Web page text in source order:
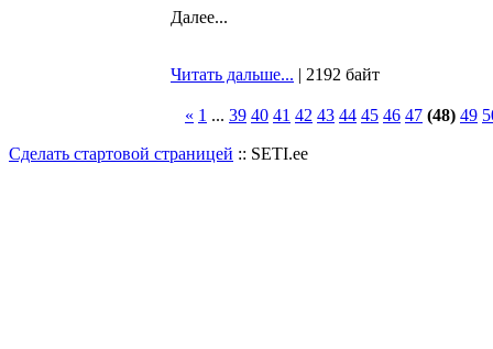
Далее...
Читать дальше... | 2192 байт
« 1 ... 39 40 41 42 43 44 45 46 47 (48) 49
Сделать стартовой страницей :: SETI.ee